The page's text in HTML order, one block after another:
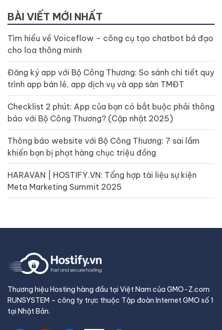
BÀI VIẾT MỚI NHẤT
Tìm hiểu về Voiceflow – công cụ tạo chatbot bá đạo
cho loa thông minh
Đăng ký app với Bộ Công Thương: So sánh chi tiết quy
trình app bán lẻ, app dịch vụ và app sàn TMĐT
Checklist 2 phút: App của bạn có bắt buộc phải thông
báo với Bộ Công Thương? (Cập nhật 2025)
Thông báo website với Bộ Công Thương: 7 sai lầm
khiến bạn bị phạt hàng chục triệu đồng
HARAVAN | HOSTIFY.VN: Tổng hợp tài liệu sự kiện
Meta Marketing Summit 2025
Thương hiệu Hosting hàng đầu tại Việt Nam của GMO-Z.com
RUNSYSTEM – công ty trực thuộc Tập đoàn Internet GMO số 1
tại Nhật Bản.